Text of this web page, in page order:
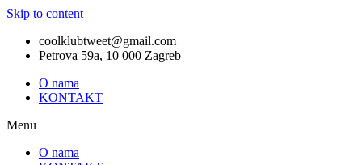
Skip to content
coolklubtweet@gmail.com
Petrova 59a, 10 000 Zagreb
O nama
KONTAKT
Menu
O nama